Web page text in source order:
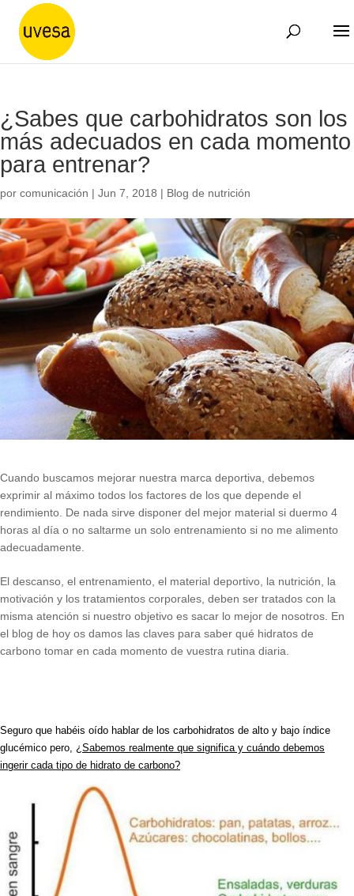
¿Sabes que carbohidratos son los
más adecuados en cada momento
para entrenar?
por comunicación | Jun 7, 2018 | Blog de nutrición
Cuando buscamos mejorar nuestra marca deportiva, debemos
exprimir al máximo todos los factores de los que depende el
rendimiento. De nada sirve disponer del mejor material si duermo 4
horas al día o no saltarme un solo entrenamiento si no me alimento
adecuadamente.
El descanso, el entrenamiento, el material deportivo, la nutrición, la
motivación y los tratamientos corporales, deben ser tratados con la
misma atención si nuestro objetivo es sacar lo mejor de nosotros. En
el blog de hoy os damos las claves para saber qué hidratos de
carbono tomar en cada momento de vuestra rutina diaria.
Seguro que habéis oído hablar de los carbohidratos de alto y bajo índice
glucémico pero, ¿Sabemos realmente que significa y cuándo debemos
ingerir cada tipo de hidrato de carbono?